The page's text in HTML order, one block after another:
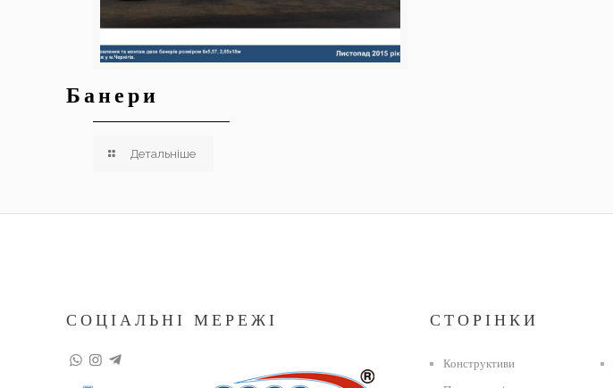
Банери
Детальніше
СОЦІАЛЬНІ МЕРЕЖІ СТОРІНКИ
Конструктиви